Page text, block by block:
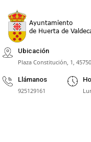
Ubicación
Plaza Constitución, 1,
Llámanos
925129161